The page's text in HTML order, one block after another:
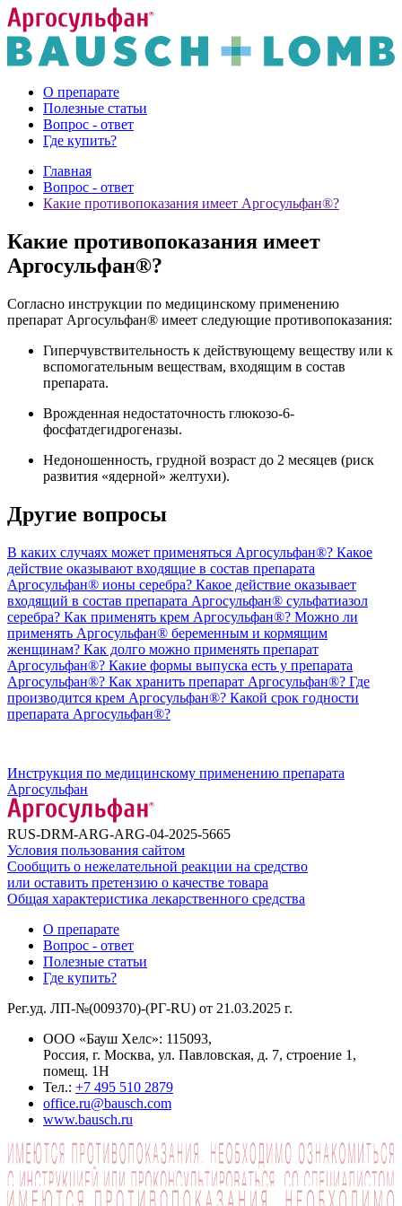
О препарате
Полезные статьи
Вопрос - ответ
Где купить?
Главная
Вопрос - ответ
Какие противопоказания имеет Аргосульфан®?
Какие противопоказания имеет
Аргосульфан®?
Согласно инструкции по медицинскому применению
препарат Аргосульфан® имеет следующие противопоказания:
Гиперчувствительность к действующему веществу или к
вспомогательным веществам, входящим в состав
препарата.
Врожденная недостаточность глюкозо-6-
фосфатдегидрогеназы.
Недоношенность, грудной возраст до 2 месяцев (риск
развития «ядерной» желтухи).
Другие вопросы
В каких случаях может применяться Аргосульфан®? Какое
действие оказывают входящие в состав препарата
Аргосульфан® ионы серебра? Какое действие оказывает
входящий в состав препарата Аргосульфан® сульфатиазол
серебра? Как применять крем Аргосульфан®? Можно ли
применять Аргосульфан® беременным и кормящим
женщинам? Как долго можно применять препарат
Аргосульфан®? Какие формы выпуска есть у препарата
Аргосульфан®? Как хранить препарат Аргосульфан®? Где
производится крем Аргосульфан®? Какой срок годности
препарата Аргосульфан®?
Инструкция по медицинскому применению препарата
Аргосульфан
RUS-DRM-ARG-ARG-04-2025-5665
Условия пользования сайтом
Сообщить о нежелательной реакции на средство
или оставить претензию о качестве товара
Общая характеристика лекарственного средства
О препарате
Вопрос - ответ
Полезные статьи
Где купить?
Рег.уд. ЛП-№(009370)-(РГ-RU) от 21.03.2025 г.
ООО «Бауш Хелс»: 115093,
Россия, г. Москва, ул. Павловская, д. 7, строение 1,
помещ. 1Н
Тел.: +7 495 510 2879
office.ru@bausch.com
www.bausch.ru